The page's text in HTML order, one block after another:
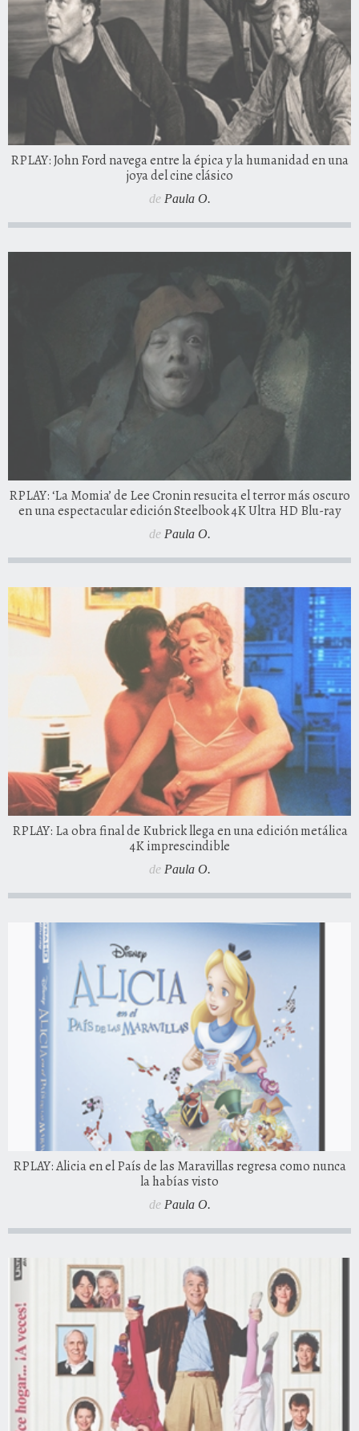
RPLAY: John Ford navega entre la épica y la humanidad en una
joya del cine clásico
de Paula O.
RPLAY: ‘La Momia’ de Lee Cronin resucita el terror más oscuro
en una espectacular edición Steelbook 4K Ultra HD Blu-ray
de Paula O.
RPLAY: La obra final de Kubrick llega en una edición metálica
4K imprescindible
de Paula O.
RPLAY: Alicia en el País de las Maravillas regresa como nunca
la habías visto
de Paula O.